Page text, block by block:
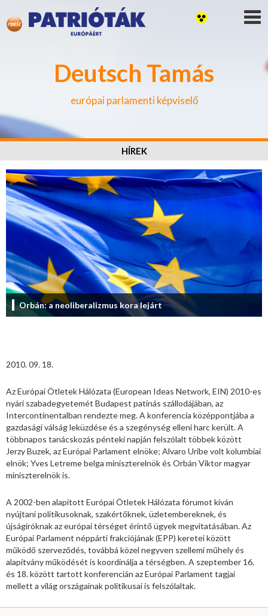
Deutsch Tamás
európai parlamenti képviselő
HÍREK
Orbán: a neoliberalizmus kora lejárt
2010. 09. 18.
Az Európai Ötletek Hálózata (European Ideas Network, EIN) 2010-es
nyári szabadegyetemét Budapest patinás szállodájában, az
Intercontinentalban rendezte meg. A konferencia középpontjába a
gazdasági válság leküzdése és a szegénység elleni harc került. A
többnapos tanácskozás pénteki napján felszólalt többek között
Jerzy Buzek, az Európai Parlament elnöke; Alvaro Uribe volt kolumbiai
elnök; Yves Letreme belga miniszterelnök és Orbán Viktor magyar
miniszterelnök is.
A 2002-ben alapított Európai Ötletek Hálózata fórumot kíván
nyújtani politikusoknak, szakértőknek, üzletembereknek, és
újságíróknak az európai térséget érintő ügyek megvitatásában. Az
Európai Parlament néppárti frakciójának (EPP) keretei között
működő szerveződés, továbbá közel negyven szellemi műhely és
alapítvány működését is koordinálja a térségben. A szeptember 16.
és 18. között tartott konferencián az Európai Parlament tagjai
mellett a világ országainak politikusai is felszólaltak.